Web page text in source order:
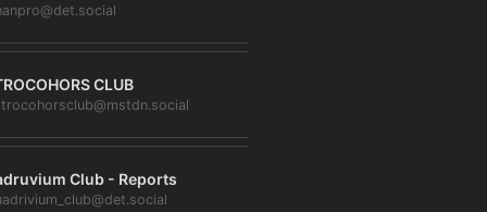
CLUB
Club - Reports